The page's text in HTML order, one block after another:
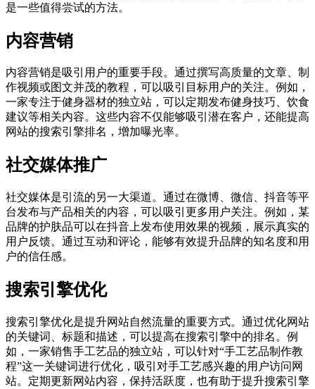
是一些值得尝试的方法。
内容营销
内容营销是吸引用户的重要手段。通过撰写高质量的文章、制
作视频或图文并茂的教程，可以吸引目标用户的关注。例如，
一家专注于健身器材的独立站，可以定期发布健身技巧、饮食
建议等相关内容。这些内容不仅能够吸引潜在客户，还能提高
网站的搜索引擎排名，增加曝光率。
社交媒体推广
社交媒体是引流的另一大渠道。通过在微博、微信、抖音等平
台发布与产品相关的内容，可以吸引更多用户关注。例如，某
品牌的护肤品可以在抖音上发布使用效果的视频，展示真实的
用户反馈。通过互动和评论，能够有效提升品牌的知名度和用
户的信任感。
搜索引擎优化
搜索引擎优化是提升网站自然流量的重要方式。通过优化网站
的关键词、标题和描述，可以提高在搜索引擎中的排名。例
如，一家销售手工艺品的独立站，可以针对“手工艺品制作教
程”这一关键词进行优化，吸引对手工艺感兴趣的用户访问网
站。定期更新网站内容，保持活跃度，也有助于提升搜索引擎